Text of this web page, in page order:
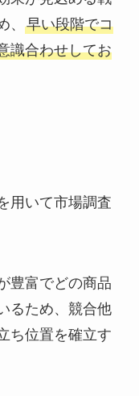
、 早い段階でコ
識合わせしてお
用いて市場調査
豊富でどの商品
るため、競合他
ち位置を確立す